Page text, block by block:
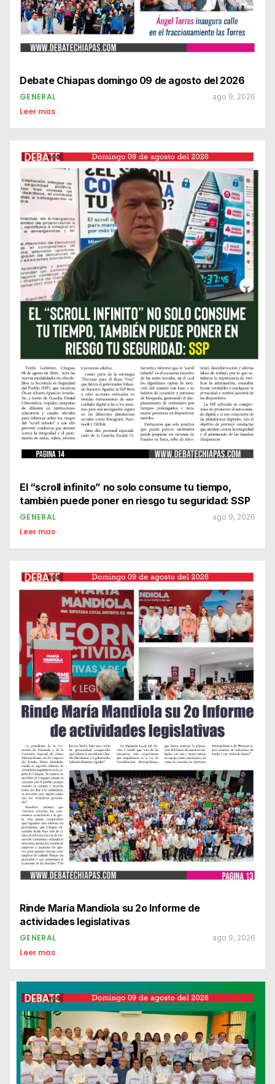
Debate Chiapas domingo 09 de agosto del 2026
GENERAL ago 9, 2026
Leer mas
El “scroll infinito” no solo consume tu tiempo,
también puede poner en riesgo tu seguridad: SSP
GENERAL ago 9, 2026
Leer mas
Rinde María Mandiola su 2o Informe de
actividades legislativas
GENERAL ago 9, 2026
Leer mas